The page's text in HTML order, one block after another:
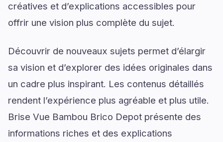
créatives et d’explications accessibles pour
offrir une vision plus complète du sujet.
Découvrir de nouveaux sujets permet d’élargir
sa vision et d’explorer des idées originales dans
un cadre plus inspirant. Les contenus détaillés
rendent l’expérience plus agréable et plus utile.
Brise Vue Bambou Brico Depot présente des
informations riches et des explications